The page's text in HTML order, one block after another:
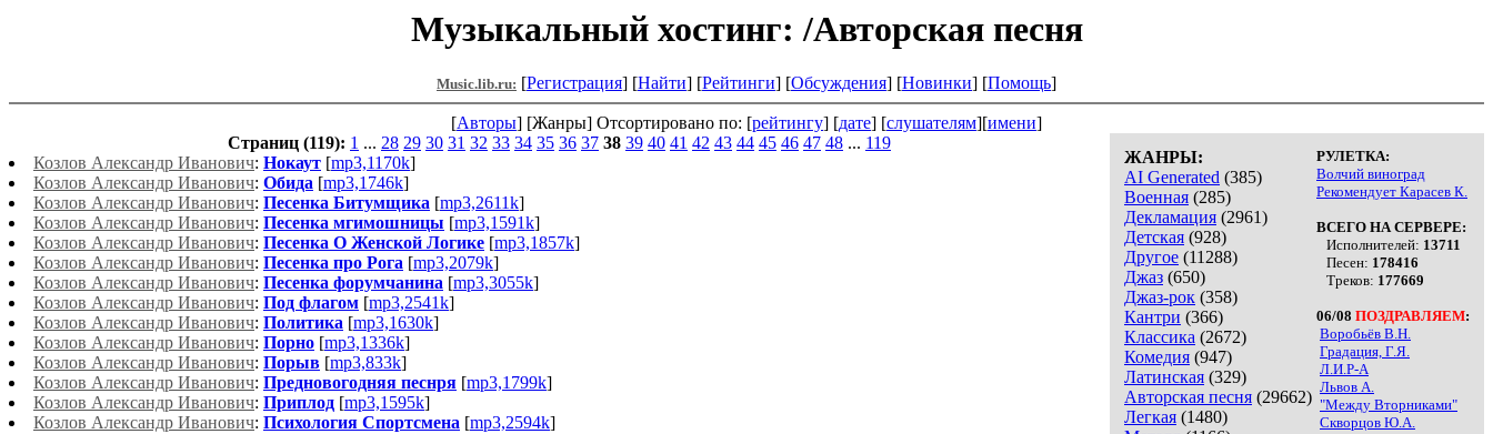
Музыкальный хостинг: /Авторская песня
Music.lib.ru: [Регистрация] [Найти] [Рейтинги] [Обсуждения] [Новинки] [Помощь]
[Авторы] [Жанры] Отсортировано по: [рейтингу] [дате] [слушателям][имени]
ЖАНРЫ:
AI Generated (385)
Военная (285)
Декламация (2961)
Детская (928)
Другое (11288)
Джаз (650)
Джаз-рок (358)
Кантри (366)
Классика (2672)
Комедия (947)
Латинская (329)
Авторская песня (29662)
Легкая (1480)
РУЛЕТКА:
Волчий виноград
Рекомендует Карасев К.
ВСЕГО НА СЕРВЕРЕ:
Исполнителей: 13711
Песен: 178416
Треков: 177669
06/08 ПОЗДРАВЛЯЕМ:
Воробьёв В.Н.
Градация, Г.Я.
Л.И.Р-А
Львов А.
"Между Вторниками"
Скворцов Ю.А.
Страниц (119): 1 ... 28 29 30 31 32 33 34 35 36 37 38 39 40 41 42 43 44 45 46 47 48 ... 119
Козлов Александр Иванович: Нокаут [mp3,1170k]
Козлов Александр Иванович: Обида [mp3,1746k]
Козлов Александр Иванович: Песенка Битумщика [mp3,2611k]
Козлов Александр Иванович: Песенка мгимошницы [mp3,1591k]
Козлов Александр Иванович: Песенка О Женской Логике [mp3,1857k]
Козлов Александр Иванович: Песенка про Рога [mp3,2079k]
Козлов Александр Иванович: Песенка форумчанина [mp3,3055k]
Козлов Александр Иванович: Под флагом [mp3,2541k]
Козлов Александр Иванович: Политика [mp3,1630k]
Козлов Александр Иванович: Порно [mp3,1336k]
Козлов Александр Иванович: Порыв [mp3,833k]
Козлов Александр Иванович: Предновогодняя песнря [mp3,1799k]
Козлов Александр Иванович: Приплод [mp3,1595k]
Козлов Александр Иванович: Психология Спортсмена [mp3,2594k]